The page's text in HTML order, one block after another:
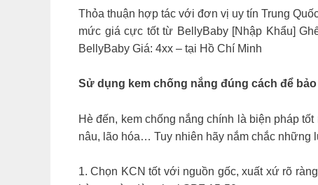
Thỏa thuận hợp tác với đơn vị uy tín Trung
mức giá cực tốt từ BellyBaby [Nhập Khẩu]
BellyBaby Giá: 4xx – tại Hồ Chí Minh
Sử dụng kem chống nắng đúng cách để
Hè đến, kem chống nắng chính là biện pháp
nâu, lão hóa… Tuy nhiên hãy nắm chắc những
1. Chọn KCN tốt với nguồn gốc, xuất xứ rõ